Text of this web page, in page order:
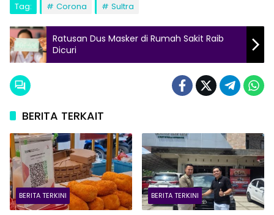
Tag: Corona Sultra
Ratusan Dus Masker di Rumah Sakit Raib
Dicuri
BERITA TERKAIT
BERITA TERKINI BERITA TERKINI